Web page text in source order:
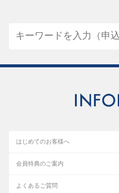
はじめてのお客様へ
会員特典のご案内
よくあるご質問